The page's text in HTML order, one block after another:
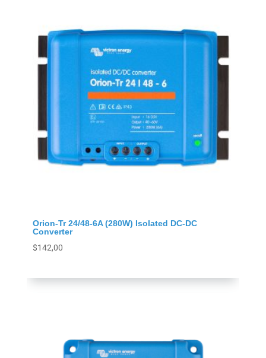
Orion-Tr 24/48-6A (280W) Isolated DC-DC
Converter
$142,00